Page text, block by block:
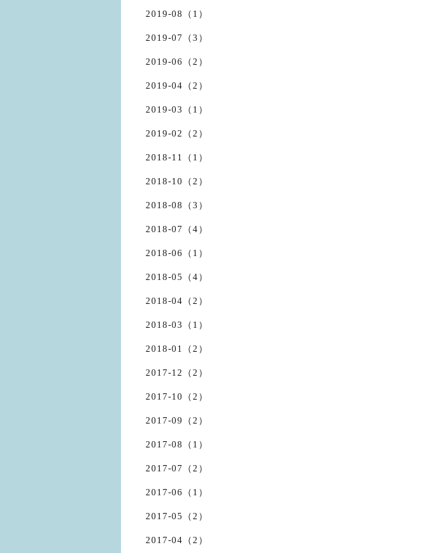
2019-08（1）
2019-07（3）
2019-06（2）
2019-04（2）
2019-03（1）
2019-02（2）
2018-11（1）
2018-10（2）
2018-08（3）
2018-07（4）
2018-06（1）
2018-05（4）
2018-04（2）
2018-03（1）
2018-01（2）
2017-12（2）
2017-10（2）
2017-09（2）
2017-08（1）
2017-07（2）
2017-06（1）
2017-05（2）
2017-04（2）